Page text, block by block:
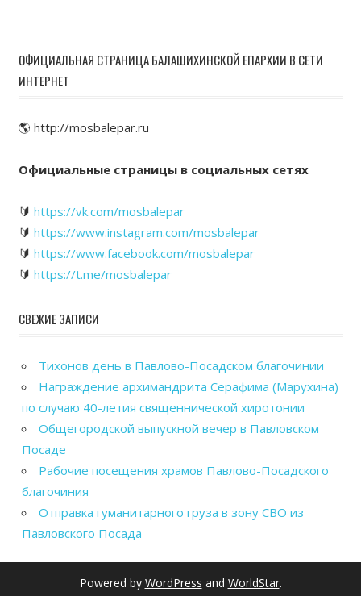
ОФИЦИАЛЬНАЯ СТРАНИЦА БАЛАШИХИНСКОЙ ЕПАРХИИ В СЕТИ
ИНТЕРНЕТ
🌎 http://mosbalepar.ru
Официальные страницы в социальных сетях
🔰 https://vk.com/mosbalepar
🔰 https://www.instagram.com/mosbalepar
🔰 https://www.facebook.com/mosbalepar
🔰 https://t.me/mosbalepar
СВЕЖИЕ ЗАПИСИ
Тихонов день в Павлово-Посадском благочинии
Награждение архимандрита Серафима (Марухина)
по случаю 40-летия священнической хиротонии
Общегородской выпускной вечер в Павловском
Посаде
Рабочие посещения храмов Павлово-Посадского
благочиния
Отправка гуманитарного груза в зону СВО из
Павловского Посада
Powered by WordPress and WorldStar.